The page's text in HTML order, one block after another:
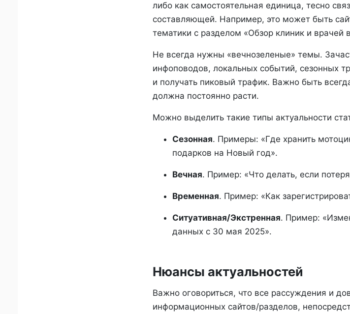
либо как самостоятельная единица, тесно
составляющей. Например, это может быть
тематики с разделом «Обзор клиник и врачей
Не всегда нужны «вечнозеленые» темы.
инфоповодов, локальных событий, сезонных
и получать пиковый трафик. Важно быть
должна постоянно расти.
Можно выделить такие типы актуальности
Сезонная. Примеры: «Где хранить
подарков на Новый год».
Вечная. Пример: «Что делать, если
Временная. Пример: «Как
Ситуативная/Экстренная. Пример:
данных с 30 мая 2025».
Нюансы актуальностей
Важно оговориться, что все рассуждения и
информационных сайтов/разделов,